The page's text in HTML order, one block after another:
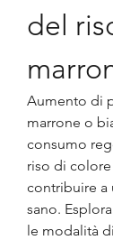
del
Aumento di
marrone o
consumo
riso di
contribuire a
sano.
le modalità